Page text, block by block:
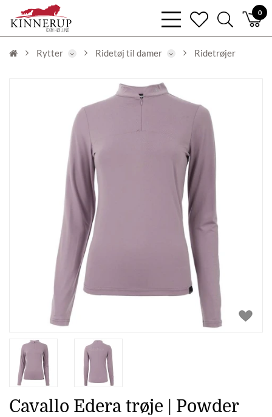
0
bars
light
heart
search
light
Rytter Ridetøj til damer Ridetrøjer
Cavallo Edera trøje | Powder